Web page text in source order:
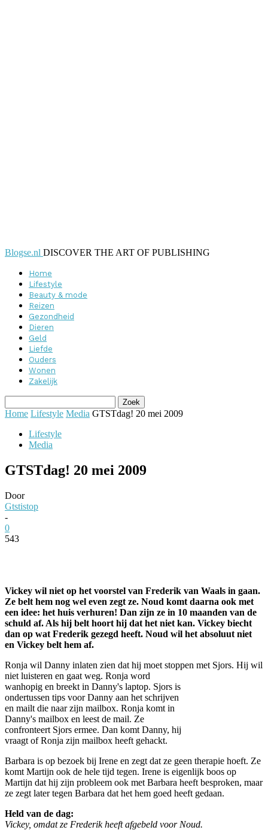
Blogse.nl DISCOVER THE ART OF PUBLISHING
Home
Lifestyle
Beauty & mode
Reizen
Gezondheid
Dieren
Geld
Liefde
Ouders
Wonen
Zakelijk
Home Lifestyle Media GTSTdag! 20 mei 2009
Lifestyle
Media
GTSTdag! 20 mei 2009
Door
Gtstistop
-
0
543
Vickey wil niet op het voorstel van Frederik van Waals in gaan.
Ze belt hem nog wel even zegt ze. Noud komt daarna ook met
een idee: het huis verhuren! Dan zijn ze in 10 maanden van de
schuld af. Als hij belt hoort hij dat het niet kan. Vickey biecht
dan op wat Frederik gezegd heeft. Noud wil het absoluut niet
en Vickey belt hem af.
Ronja wil Danny inlaten zien dat hij moet stoppen met Sjors. Hij wil
niet luisteren en gaat weg. Ronja word
wanhopig en breekt in Danny's laptop. Sjors is
ondertussen tips voor Danny aan het schrijven
en mailt die naar zijn mailbox. Ronja komt in
Danny's mailbox en leest de mail. Ze
confronteert Sjors ermee. Dan komt Danny, hij
vraagt of Ronja zijn mailbox heeft gehackt.
Barbara is op bezoek bij Irene en zegt dat ze geen therapie hoeft. Ze
komt Martijn ook de hele tijd tegen. Irene is eigenlijk boos op
Martijn dat hij zijn probleem ook met Barbara heeft besproken, maar
ze zegt later tegen Barbara dat het hem goed heeft gedaan.
Held van de dag:
Vickey, omdat ze Frederik heeft afgebeld voor Noud.